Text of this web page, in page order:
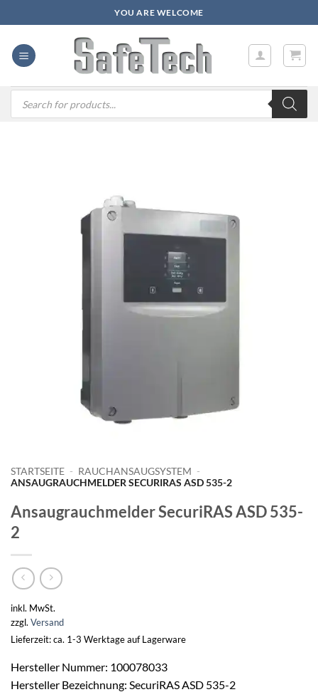
Inhalt
springen
YOU ARE WELCOME
Products
search
STARTSEITE - RAUCHANSAUGSYSTEM -
ANSAUGRAUCHMELDER SECURIRAS ASD 535-2
Ansaugrauchmelder SecuriRAS ASD 535-
2
inkl. MwSt.
zzgl. Versand
Lieferzeit: ca. 1-3 Werktage auf Lagerware
Hersteller Nummer: 100078033
Hersteller Bezeichnung: SecuriRAS ASD 535-2